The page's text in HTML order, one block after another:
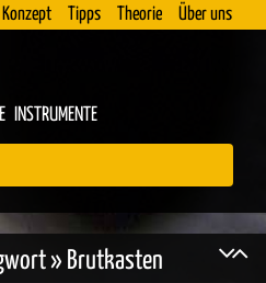
Konzept Tipps Theorie Über uns
INSTRUMENTE
» Brutkasten